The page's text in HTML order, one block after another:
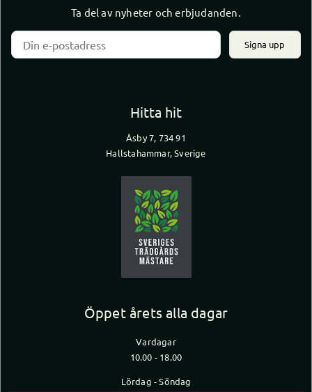
Ta del av nyheter och erbjudanden.
Signa upp
Hitta hit
Åsby 7, 734 91
Hallstahammar, Sverige
Öppet årets alla dagar
Vardagar
10.00 - 18.00
Lördag - Söndag